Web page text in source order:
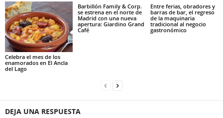
Celebra el mes de los
enamorados en El Ancla
del Lago
Barbillón Family & Corp.
se estrena en el norte de
Madrid con una nueva
apertura: Giardino Grand
Café
Entre ferias, obradores y
barras de bar, el regreso
de la maquinaria
tradicional al negocio
gastronómico
DEJA UNA RESPUESTA